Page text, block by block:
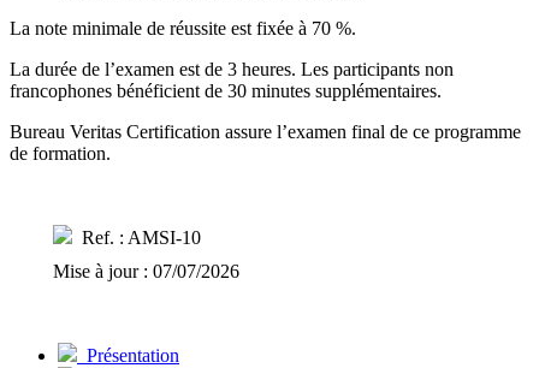
La note minimale de réussite est fixée à 70 %.
La durée de l’examen est de 3 heures. Les participants non
francophones bénéficient de 30 minutes supplémentaires.
Bureau Veritas Certification assure l’examen final de ce programme
de formation.
Ref. : AMSI-10
Mise à jour : 07/07/2026
Présentation